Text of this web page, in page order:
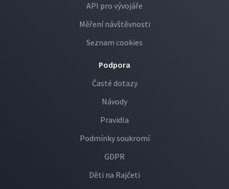
API pro vývojáře
Měření návštěvnosti
Seznam cookies
Podpora
Časté dotazy
Návody
Pravidla
Podmínky soukromí
GDPR
Děti na Rajčeti